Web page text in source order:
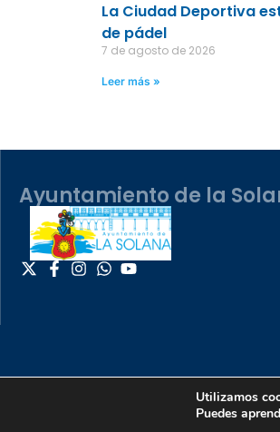
La Ciudad Deportiva
de pádel
7 de agosto de 2026
Leer más »
Ayuntamiento de la
Utilizamos
Puedes